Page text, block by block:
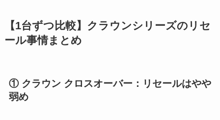
【1台ずつ比較】クラウンシリーズのリセ
ール事情まとめ
① クラウン クロスオーバー：リセールはやや
弱め